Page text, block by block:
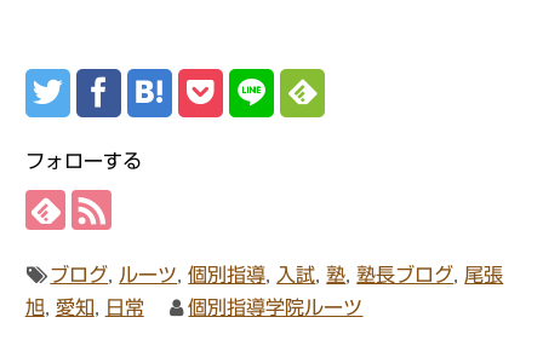
フォローする
ブログ ルーツ ,個別指導 入試 ,塾 ,塾長ブログ
尾張
旭, 愛知 日常 個別指導学院ルーツ